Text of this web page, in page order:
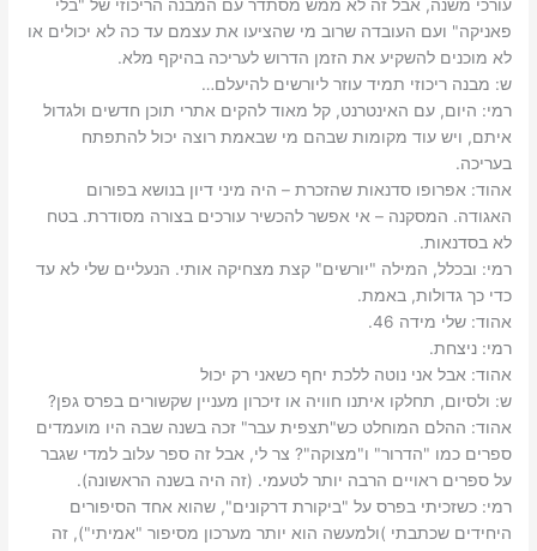
עורכי משנה, אבל זה לא ממש מסתדר עם המבנה הריכוזי של "בלי
פאניקה" ועם העובדה שרוב מי שהציעו את עצמם עד כה לא יכולים או
לא מוכנים להשקיע את הזמן הדרוש לעריכה בהיקף מלא.‬
ש: ‫מבנה ריכוזי תמיד עוזר ליורשים להיעלם…‬
רמי: ‫היום, עם האינטרנט, קל מאוד להקים אתרי תוכן חדשים ולגדול
איתם, ויש עוד מקומות שבהם מי שבאמת רוצה יכול להתפתח
בעריכה.‬
אהוד: ‫אפרופו סדנאות שהזכרת – היה מיני דיון בנושא בפורום
האגודה. המסקנה – אי אפשר להכשיר עורכים בצורה מסודרת. בטח
לא בסדנאות.‬
רמי: ‫ובכלל, המילה "יורשים" קצת מצחיקה אותי. הנעליים שלי לא עד
כדי כך גדולות, באמת.‬
אהוד: ‫שלי מידה 46.‬
רמי: ‫ניצחת.‬
אהוד: ‫אבל אני נוטה ללכת יחף כשאני רק יכול‬
ש: ‫ולסיום, תחלקו איתנו חוויה או זיכרון מעניין שקשורים בפרס גפן?‬
אהוד: ‫ההלם המוחלט כש"תצפית עבר" זכה בשנה שבה היו מועמדים
ספרים כמו "הדרור" ו"מצוקה"? צר לי, אבל זה ספר עלוב למדי שגבר
על ספרים ראויים הרבה יותר לטעמי.‬ ‫(זה היה בשנה הראשונה).‬
רמי: ‫כשזכיתי בפרס על "ביקורת דרקונים", שהוא אחד הסיפורים
היחידים שכתבתי )ולמעשה הוא יותר מערכון מסיפור "אמיתי"), זה